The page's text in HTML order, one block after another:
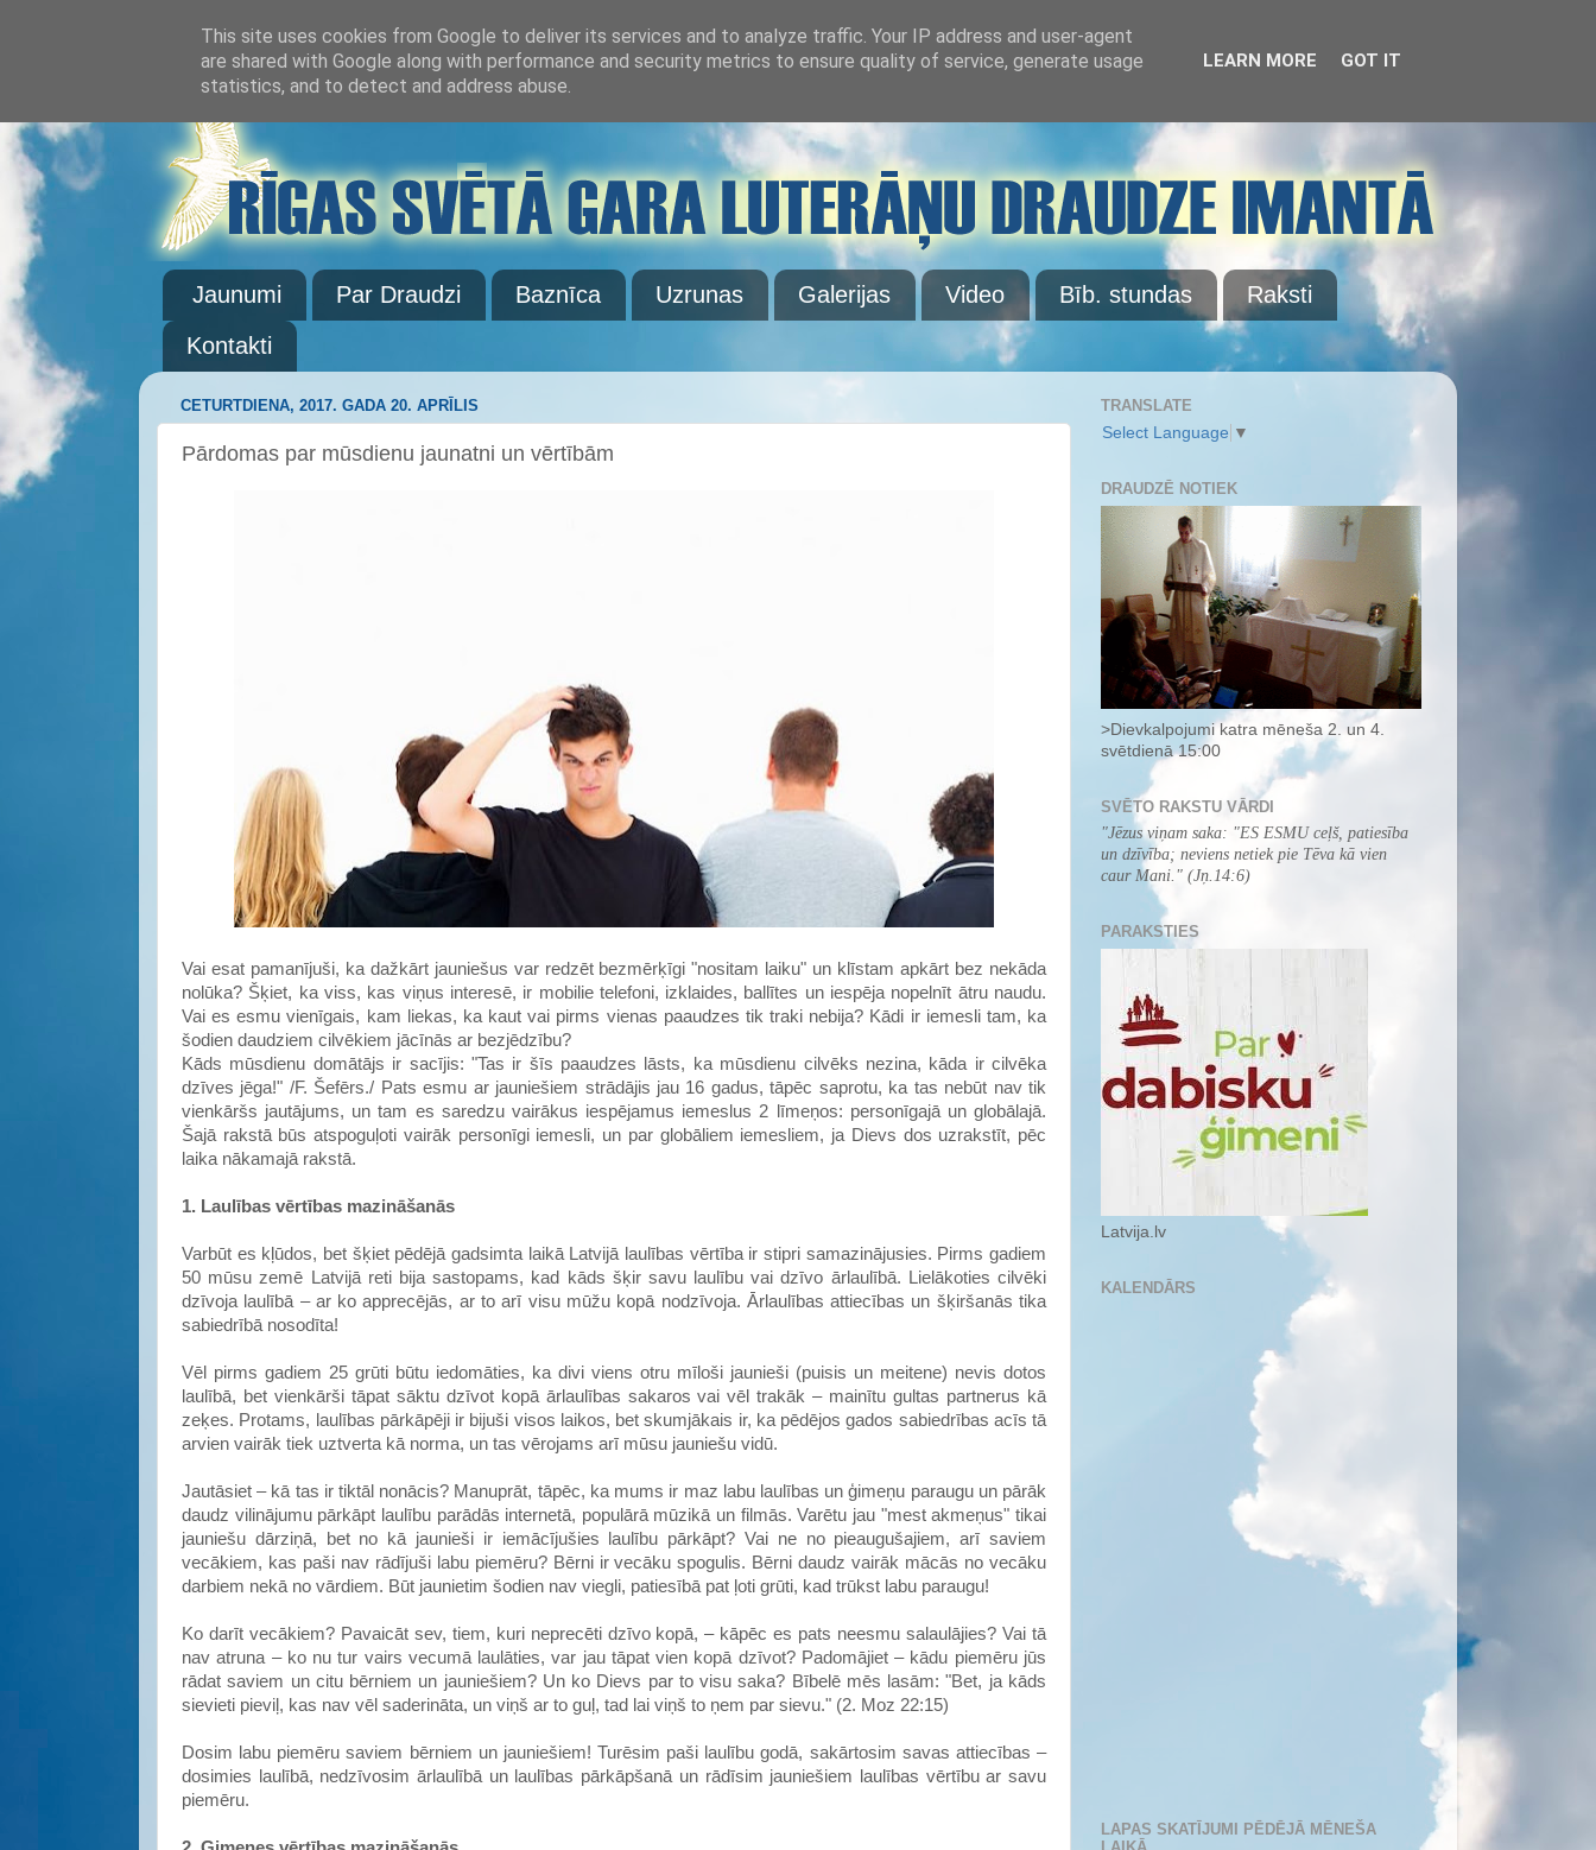
Jaunumi Par Draudzi Baznīca Uzrunas Galerijas Video Bīb. stundas
Raksti
Kontakti
CETURTDIENA, 2017. GADA 20. APRĪLIS
Pārdomas par mūsdienu jaunatni un vērtībām
Vai esat pamanījuši, ka dažkārt jauniešus var redzēt bezmērķīgi "nositam laiku" un klīstam apkārt bez nekāda
nolūka? Šķiet, ka viss, kas viņus interesē, ir mobilie telefoni, izklaides, ballītes un iespēja nopelnīt ātru naudu.
Vai es esmu vienīgais, kam liekas, ka kaut vai pirms vienas paaudzes tik traki nebija? Kādi ir iemesli tam, ka
šodien daudziem cilvēkiem jācīnās ar bezjēdzību?
Kāds mūsdienu domātājs ir sacījis: "Tas ir šīs paaudzes lāsts, ka mūsdienu cilvēks nezina, kāda ir cilvēka
dzīves jēga!" /F. Šefērs./ Pats esmu ar jauniešiem strādājis jau 16 gadus, tāpēc saprotu, ka tas nebūt nav tik
vienkāršs jautājums, un tam es saredzu vairākus iespējamus iemeslus 2 līmeņos: personīgajā un globālajā.
Šajā rakstā būs atspoguļoti vairāk personīgi iemesli, un par globāliem iemesliem, ja Dievs dos uzrakstīt, pēc
laika nākamajā rakstā.
1. Laulības vērtības mazināšanās
Varbūt es kļūdos, bet šķiet pēdējā gadsimta laikā Latvijā laulības vērtība ir stipri samazinājusies. Pirms gadiem
50 mūsu zemē Latvijā reti bija sastopams, kad kāds šķir savu laulību vai dzīvo ārlaulībā. Lielākoties cilvēki
dzīvoja laulībā – ar ko apprecējās, ar to arī visu mūžu kopā nodzīvoja. Ārlaulības attiecības un šķiršanās tika
sabiedrībā nosodīta!
Vēl pirms gadiem 25 grūti būtu iedomāties, ka divi viens otru mīloši jaunieši (puisis un meitene) nevis dotos
laulībā, bet vienkārši tāpat sāktu dzīvot kopā ārlaulības sakaros vai vēl trakāk – mainītu gultas partnerus kā
zeķes. Protams, laulības pārkāpēji ir bijuši visos laikos, bet skumjākais ir, ka pēdējos gados sabiedrības acīs tā
arvien vairāk tiek uztverta kā norma, un tas vērojams arī mūsu jauniešu vidū.
Jautāsiet – kā tas ir tiktāl nonācis? Manuprāt, tāpēc, ka mums ir maz labu laulības un ģimeņu paraugu un pārāk
daudz vilinājumu pārkāpt laulību parādās internetā, populārā mūzikā un filmās. Varētu jau "mest akmeņus" tikai
jauniešu dārziņā, bet no kā jaunieši ir iemācījušies laulību pārkāpt? Vai ne no pieaugušajiem, arī saviem
vecākiem, kas paši nav rādījuši labu piemēru? Bērni ir vecāku spogulis. Bērni daudz vairāk mācās no vecāku
darbiem nekā no vārdiem. Būt jaunietim šodien nav viegli, patiesībā pat ļoti grūti, kad trūkst labu paraugu!
Ko darīt vecākiem? Pavaicāt sev, tiem, kuri neprecēti dzīvo kopā, – kāpēc es pats neesmu salaulājies? Vai tā
nav atruna – ko nu tur vairs vecumā laulāties, var jau tāpat vien kopā dzīvot? Padomājiet – kādu piemēru jūs
rādat saviem un citu bērniem un jauniešiem? Un ko Dievs par to visu saka? Bībelē mēs lasām: "Bet, ja kāds
sievieti pieviļ, kas nav vēl saderināta, un viņš ar to guļ, tad lai viņš to ņem par sievu." (2. Moz 22:15)
Dosim labu piemēru saviem bērniem un jauniešiem! Turēsim paši laulību godā, sakārtosim savas attiecības –
dosimies laulībā, nedzīvosim ārlaulībā un laulības pārkāpšanā un rādīsim jauniešiem laulības vērtību ar savu
piemēru.
TRANSLATE
Select Language ▼
DRAUDZĒ NOTIEK
>Dievkalpojumi katra mēneša 2. un 4.
svētdienā 15:00
SVĒTO RAKSTU VĀRDI
"Jēzus viņam saka: "ES ESMU ceļš, patiesība
un dzīvība; neviens netiek pie Tēva kā vien
caur Mani. " (Jņ.14:6)
PARAKSTIES
Latvija.lv
KALENDĀRS
LAPAS SKATĪJUMI PĒDĒJĀ MĒNEŠA
This site uses cookies from Google to deliver its services and to analyze traffic. Your IP address and user-agent
are shared with Google along with performance and security metrics to ensure quality of service, generate usage
statistics, and to detect and address abuse.
LEARN MORE GOT IT